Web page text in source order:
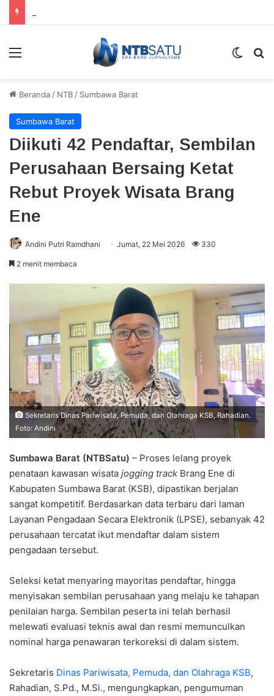
Menu
Beranda / NTB / Sumbawa Barat
Sumbawa Barat
Diikuti 42 Pendaftar, Sembilan
Perusahaan Bersaing Ketat
Rebut Proyek Wisata Brang
Ene
Andini Putri Ramdhani Jumat, 22 Mei 2026 330
2 menit membaca
Sekretaris Dinas Pariwisata, Pemuda, dan Olahraga KSB, Rahadian.
Foto: Andini
Sumbawa Barat (NTBSatu) – Proses lelang proyek
penataan kawasan wisata jogging track Brang Ene di
Kabupaten Sumbawa Barat (KSB), dipastikan berjalan
sangat kompetitif. Berdasarkan data terbaru dari laman
Layanan Pengadaan Secara Elektronik (LPSE), sebanyak 42
perusahaan tercatat ikut mendaftar dalam sistem
pengadaan tersebut.
Seleksi ketat menyaring mayoritas pendaftar, hingga
menyisakan sembilan perusahaan yang melaju ke tahapan
penilaian harga. Sembilan peserta ini telah berhasil
melewati evaluasi teknis awal dan resmi memunculkan
nominal harga penawaran terkoreksi di dalam sistem.
Sekretaris Dinas Pariwisata, Pemuda, dan Olahraga KSB,
Rahadian, S.Pd., M.Si., mengungkapkan, pengumuman